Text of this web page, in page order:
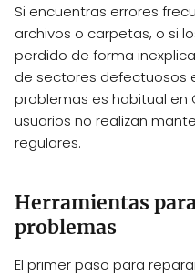
Si encuentras errores
archivos o carpetas, o si
perdido de forma
de sectores defectuosos
problemas es habitual en
usuarios no realizan
regulares.
Herramientas
problemas
El primer paso para